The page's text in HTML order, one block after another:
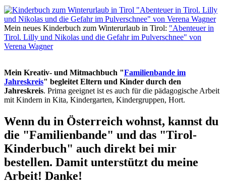
Mein neues Kinderbuch zum Winterurlaub in Tirol: "Abenteuer in
Tirol. Lilly und Nikolas und die Gefahr im Pulverschnee" von
Verena Wagner
Mein Kreativ- und Mitmachbuch "Familienbande im
Jahreskreis" begleitet Eltern und Kinder durch den
Jahreskreis. Prima geeignet ist es auch für die pädagogische Arbeit
mit Kindern in Kita, Kindergarten, Kindergruppen, Hort.
Wenn du in Österreich wohnst, kannst du
die "Familienbande" und das "Tirol-
Kinderbuch" auch direkt bei mir
bestellen. Damit unterstützt du meine
Arbeit! Danke!